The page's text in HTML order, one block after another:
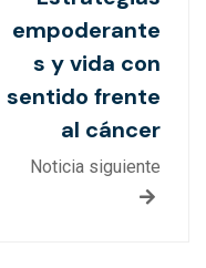
empoderante
s y vida con
sentido frente
al cáncer
Noticia siguiente